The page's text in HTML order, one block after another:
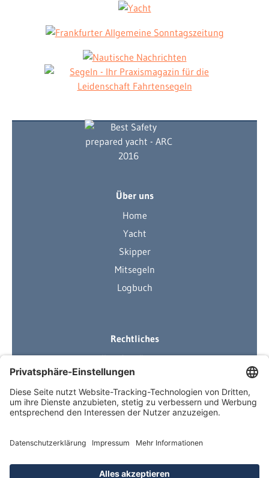
Über uns
Home
Yacht
Skipper
Mitsegeln
Logbuch
Rechtliches
Ihre Ausrüstung
Impressum
Datenschutzerklärung
AGB
Über Neuigkeiten informiert